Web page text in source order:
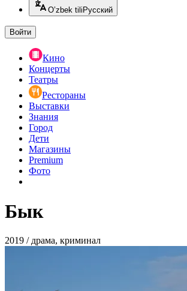
O’zbek tili Русский
Войти
Кино
Концерты
Театры
Рестораны
Выставки
Знания
Город
Дети
Магазины
Premium
Фото
Бык
2019 / драма, криминал